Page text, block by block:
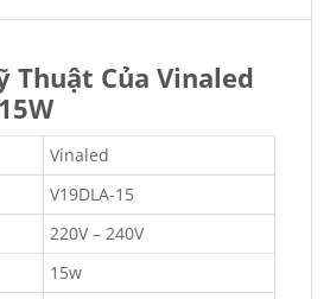
Thuật Của Vinaled
Vinaled
V19DLA-15
220V – 240V
15w